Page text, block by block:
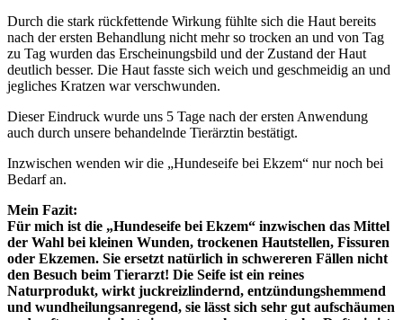
Durch die stark rückfettende Wirkung fühlte sich die Haut bereits
nach der ersten Behandlung nicht mehr so trocken an und von Tag
zu Tag wurden das Erscheinungsbild und der Zustand der Haut
deutlich besser. Die Haut fasste sich weich und geschmeidig an und
jegliches Kratzen war verschwunden.
Dieser Eindruck wurde uns 5 Tage nach der ersten Anwendung
auch durch unsere behandelnde Tierärztin bestätigt.
Inzwischen wenden wir die „Hundeseife bei Ekzem“ nur noch bei
Bedarf an.
Mein Fazit:
Für mich ist die „Hundeseife bei Ekzem“ inzwischen das Mittel
der Wahl bei kleinen Wunden, trockenen Hautstellen, Fissuren
oder Ekzemen. Sie ersetzt natürlich in schwereren Fällen nicht
den Besuch beim Tierarzt! Die Seife ist ein reines
Naturprodukt, wirkt juckreizlindernd, entzündungshemmend
und wundheilungsanregend, sie lässt sich sehr gut aufschäumen